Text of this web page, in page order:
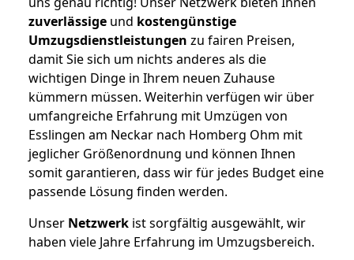
zuverlässige und kostengünstige
Umzugsdienstleistungen zu fairen Preisen,
damit Sie sich um nichts anderes als die
wichtigen Dinge in Ihrem neuen Zuhause
kümmern müssen. Weiterhin verfügen wir über
umfangreiche Erfahrung mit Umzügen von
Esslingen am Neckar nach Homberg Ohm mit
jeglicher Größenordnung und können Ihnen
somit garantieren, dass wir für jedes Budget eine
passende Lösung finden werden.
Unser Netzwerk ist sorgfältig ausgewählt, wir
haben viele Jahre Erfahrung im Umzugsbereich.